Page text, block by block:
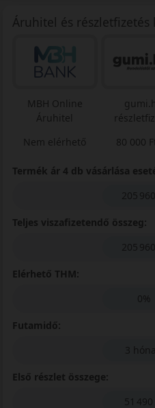
Áruhitel és részletfizetés
MBH Online
Áruhitel
Nem elérhető
80 000
Termék ár 4 db vásárlása
205
Teljes viszafizetendő összeg:
205
Elérhető THM:
0%
Futamidő:
3
Első részlet összege:
51 490